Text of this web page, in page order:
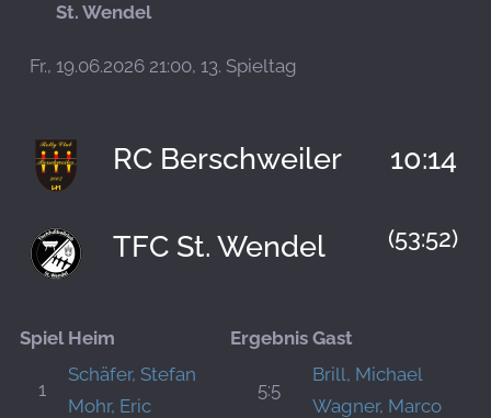
St. Wendel
Fr., 19.06.2026 21:00, 13. Spieltag
RC Berschweiler 10:14
(53:52)
TFC St. Wendel
Spiel Heim Ergebnis Gast
1
Schäfer, Stefan
Mohr, Eric
5:5
Brill, Michael
Wagner, Marco